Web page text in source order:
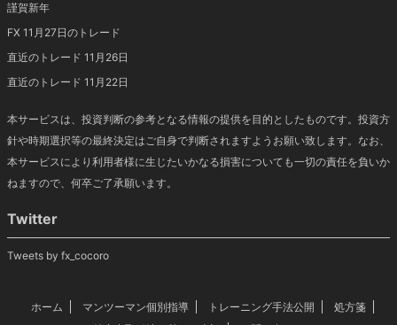
謹賀新年
FX 11月27日のトレード
直近のトレード 11月26日
直近のトレード 11月22日
本サービスは、投資判断の参考となる情報の提供を目的としたものです。投資方
針や時期選択等の最終決定はご自身で判断されますようお願い致します。なお、
本サービスにより利用者様に生じたいかなる損害についても一切の責任を負いか
ねますので、何卒ご了承願います。
Twitter
Tweets by fx_cocoro
ホーム マンツーマン個別指導 トレーニング手法公開
処方箋